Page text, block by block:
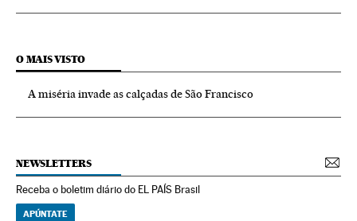
O MAIS VISTO
A miséria invade as calçadas de São Francisco
NEWSLETTERS
Receba o boletim diário do EL PAÍS Brasil
APÚNTATE